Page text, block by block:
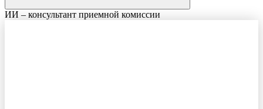
ИИ – консультант приемной комиссии